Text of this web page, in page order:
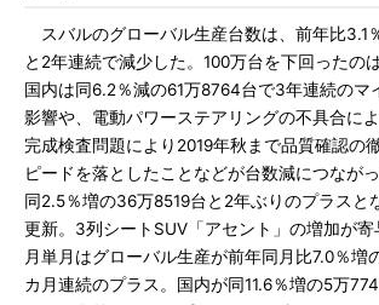
スバルのグローバル生産台数は、前年比3.1
と2年連続で減少した。100万台を下回ったの
国内は同6.2％減の61万8764台で3年連続のマ
影響や、電動パワーステアリングの不具合に
完成検査問題により2019年秋まで品質確認の
ピードを落としたことなどが台数減につなが
同2.5％増の36万8519台と2年ぶりのプラスと
更新。3列シートSUV「アセント」の増加が寄
月単月はグローバル生産が前年同月比7.0％増
カ月連続のプラス。国内が同11.6％増の5万